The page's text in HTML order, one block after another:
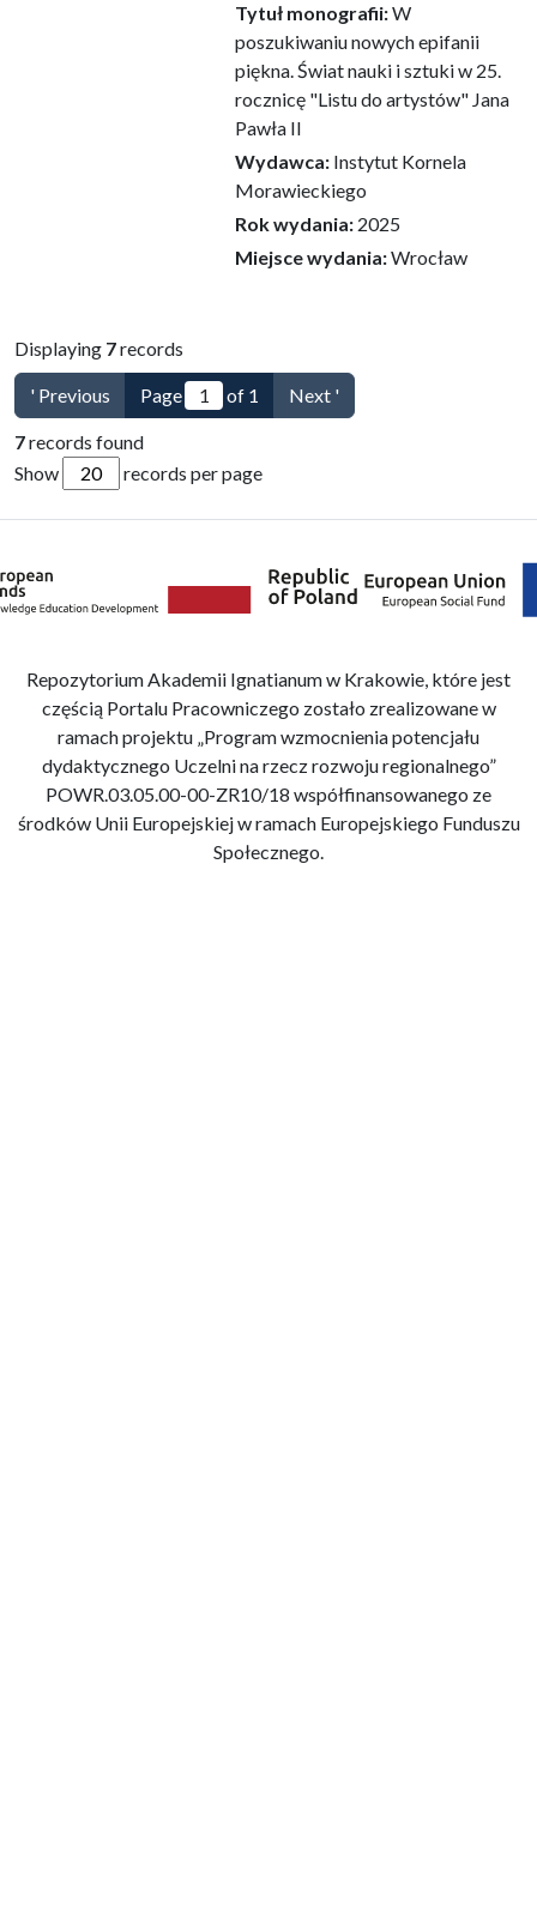
Tytuł monografii:W
poszukiwaniu nowych epifanii
piękna. Świat nauki i sztuki w 25.
rocznicę "Listu do artystów" Jana
Pawła II
Wydawca: Instytut Kornela
Morawieckiego
Rok wydania: 2025
Miejsce wydania:Wrocław
Displaying 7records
' Previous Page of 1 Next '
7records found
Show
records per page
Repozytorium Akademii Ignatianum w Krakowie, które jest
częścią Portalu Pracowniczego zostało zrealizowane w
ramach projektu „Program wzmocnienia potencjału
dydaktycznego Uczelni na rzecz rozwoju regionalnego”
POWR.03.05.00-00-ZR10/18 współfinansowanego ze
środków Unii Europejskiej w ramach Europejskiego Funduszu
Społecznego.